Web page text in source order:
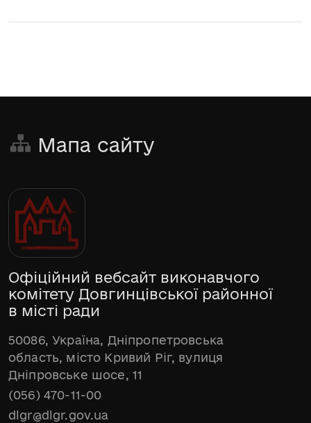
Мапа сайту
Офіційний вебсайт виконавчого
комітету Довгинцівської районної
в місті ради
50086, Україна, Дніпропетровська
область, місто Кривий Ріг, вулиця
Дніпровське шосе, 11
(056) 470-11-00
dlgr@dlgr.gov.ua